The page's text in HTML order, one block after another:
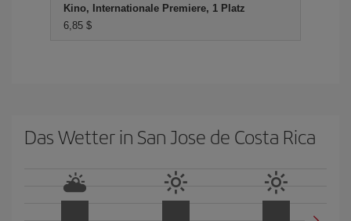
Kino, Internationale Premiere, 1 Platz
6,85 $
Das Wetter in San Jose de Costa Rica